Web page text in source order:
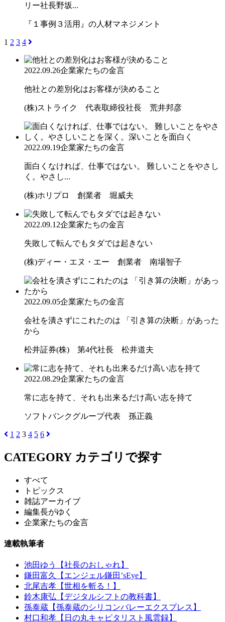
リー社長野坂...
『１事例３活用』の人材マネジメント
1 2 3 4
2022.09.26企業家たちの金言
他社との差別化はお客様が決めること
(株)ストライク 代表取締役社長 荒井邦彦
2022.09.19企業家たちの金言
面白くなければ、仕事ではない。 難しいことをやさし
く。やさし...
(株)ホリプロ 創業者 堀威夫
2022.09.12企業家たちの金言
失敗して転んでもタダでは起きない
(株)ディー・エヌ・エー 創業者 南場智子
2022.09.05企業家たちの金言
会社を潰さずにこれたのは 「引き算の決断」があった
から
松井証券(株) 第4代社長 松井道夫
2022.08.29企業家たちの金言
常に志を持て、それも出来るだけ高い志を持て
ソフトバンクグループ代表 孫正義
1 2 3 4 5 6
CATEGORY カテゴリで探す
すべて
トピックス
雑誌アーカイブ
編集長がゆく
企業家たちの金言
連載執筆者
池田ゆう【社長のおしゃれ】
鎌田富久【エンジェル鎌田’sEye】
北尾吉孝【世相を斬る！】
鈴木康弘【デジタルシフトの教科書】
孫泰蔵【孫泰蔵のシリコンバレーエクスプレス】
村口和孝【日の丸キャピタリスト風雲録】